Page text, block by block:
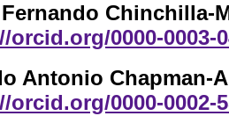
Chinchilla-
orcid.org/0000-0003-
Antonio Chapman-
orcid.org/0000-0002-